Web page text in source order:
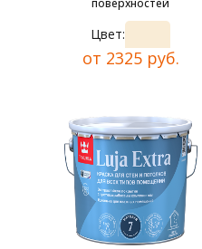
поверхностей
Цвет:
от 2325 руб.